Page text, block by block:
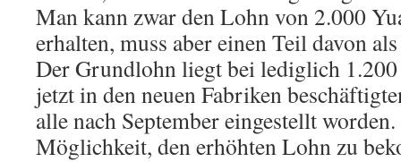
Man kann zwar den Lohn von 2.000
erhalten, muss aber einen Teil davon
Der Grundlohn liegt bei lediglich
jetzt in den neuen Fabriken
alle nach September eingestellt
Möglichkeit, den erhöhten Lohn zu